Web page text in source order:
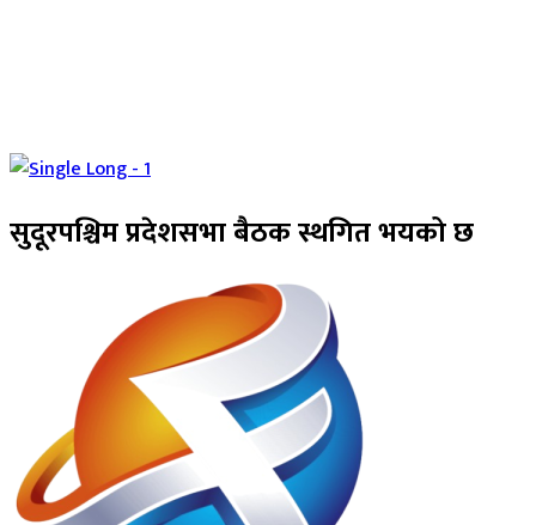
सुदूरपश्चिम प्रदेशसभा बैठक स्थगित भयको छ